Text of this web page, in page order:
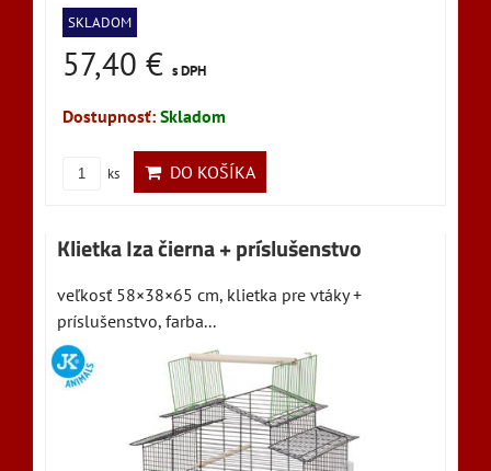
SKLADOM
57,40 € s DPH
Dostupnosť: Skladom
ks DO KOŠÍKA
Klietka Iza čierna + príslušenstvo
veľkosť 58×38×65 cm, klietka pre vtáky +
príslušenstvo, farba...